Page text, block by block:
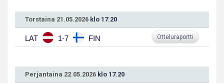
Torstaina 21.05.2026 klo 17.20
LAT 1-7 FIN Otteluraportti
Perjantaina 22.05.2026 klo 17.20